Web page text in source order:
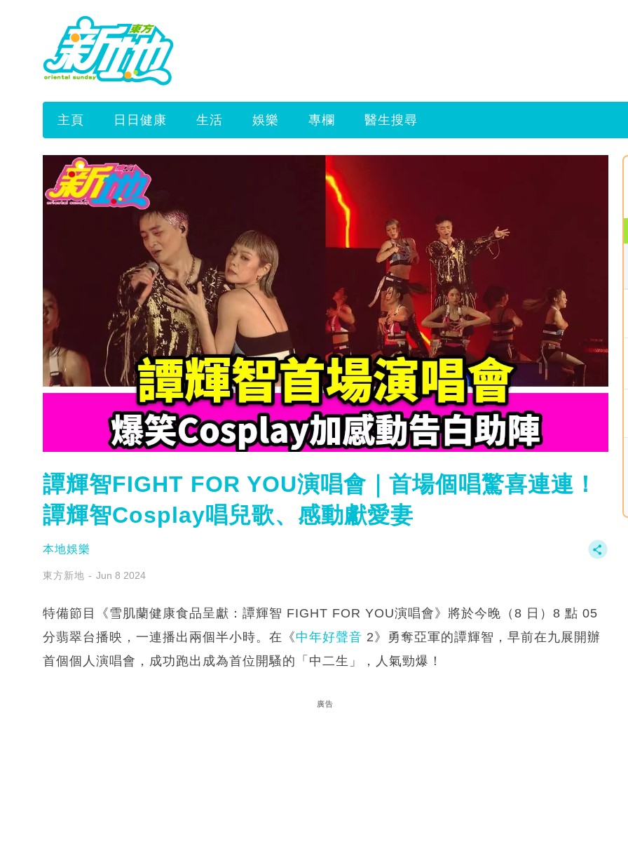
主頁 日日健康 生活 娛樂 專欄 醫生搜尋
譚輝智FIGHT FOR YOU演唱會｜首場個唱驚喜連連！
譚輝智Cosplay唱兒歌、感動獻愛妻
本地娛樂
東方新地 Jun 8 2024
特備節目《雪肌蘭健康食品呈獻：譚輝智 FIGHT FOR YOU演唱會》將於今晚（8 日）8 點 05
分翡翠台播映，一連播出兩個半小時。在《中年好聲音 2》勇奪亞軍的譚輝智，早前在九展開辦
首個個人演唱會，成功跑出成為首位開騷的「中二生」，人氣勁爆！
廣告